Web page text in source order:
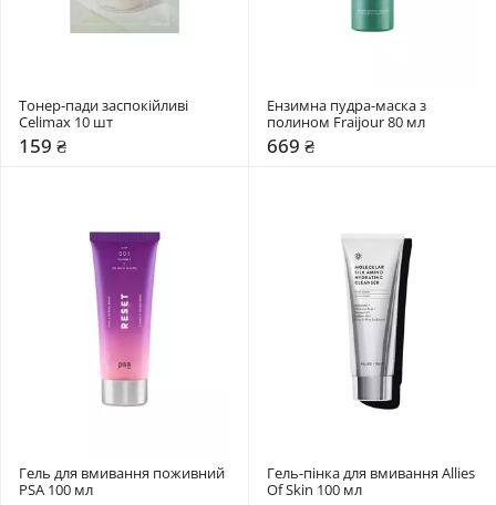
Тонер-пади заспокійливі
Celimax 10 шт
159 ₴
Ензимна пудра-маска з
полином Fraijour 80 мл
669 ₴
Гель для вмивання поживний
PSA 100 мл
Гель-пінка для вмивання Allies
Of Skin 100 мл